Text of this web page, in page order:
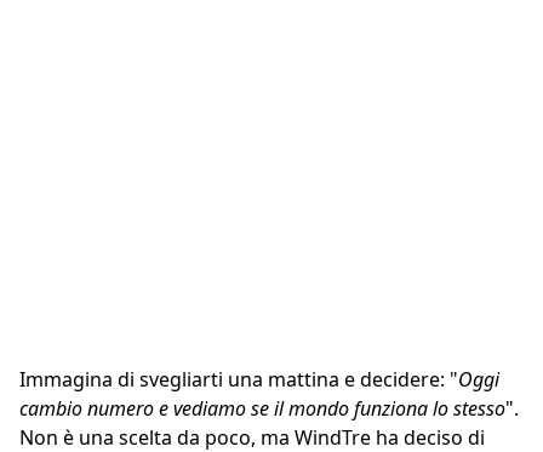
Immagina di svegliarti una mattina e decidere: "Oggi
cambio numero e vediamo se il mondo funziona lo stesso".
Non è una scelta da poco, ma WindTre ha deciso di